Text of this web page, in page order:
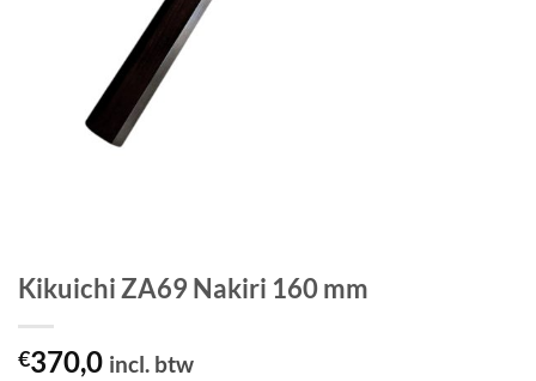
Kikuichi ZA69 Nakiri 160 mm
€370,0 incl. btw